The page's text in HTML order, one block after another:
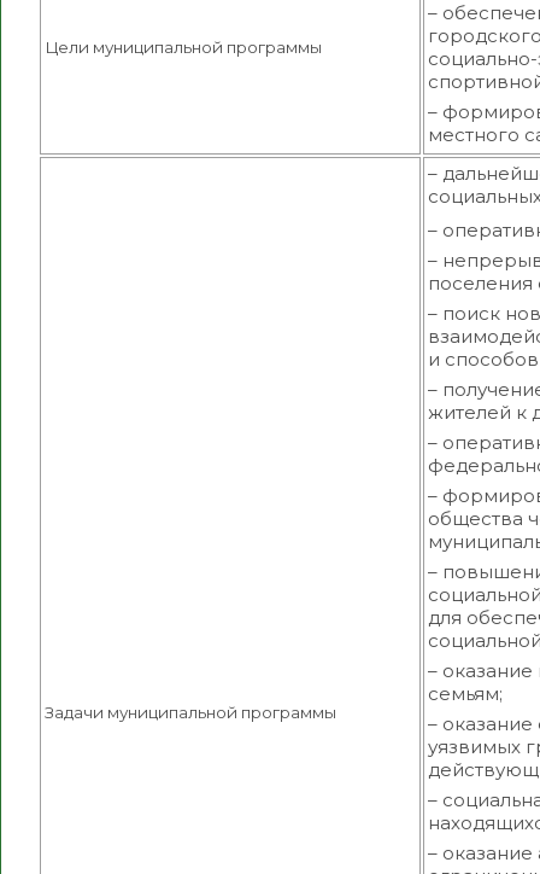
Цели муниципальной программы
–
–
местного
Задачи муниципальной программы
–
–
–
поселения
– поиск
и
–
жителей к
–
–
общества
–
для
–
семьям;
–
уязвимых
–
–